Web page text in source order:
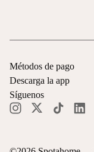
Métodos de pago
Descarga la app
Síguenos